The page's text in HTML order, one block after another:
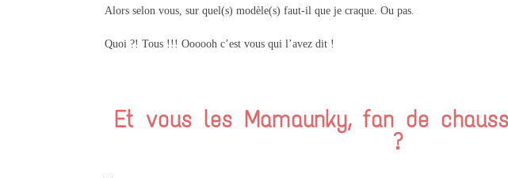
Alors selon vous, sur quel(s) modèle(s) faut-il que je craque. Ou pas.
Quoi ?! Tous !!! Oooooh c’est vous qui l’avez dit !
Et vous les Mamaunky, fan de
?